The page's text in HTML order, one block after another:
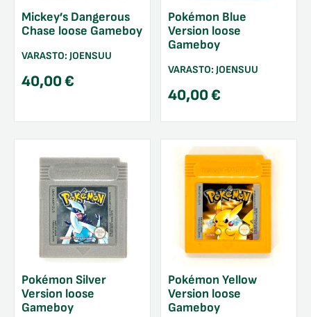
Mickey’s Dangerous
Chase loose Gameboy
VARASTO: JOENSUU
40,00€
Pokémon Blue
Version loose
Gameboy
VARASTO: JOENSUU
40,00€
Pokémon Silver
Version loose
Gameboy
Pokémon Yellow
Version loose
Gameboy